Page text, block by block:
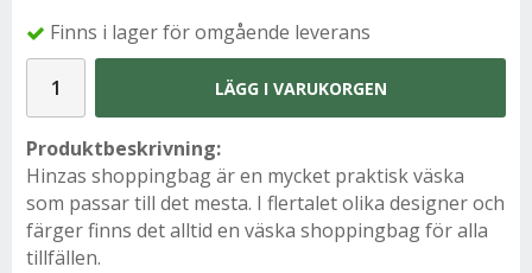
Finns i lager för omgående leverans
LÄGG I VARUKORGEN
Produktbeskrivning:
Hinzas shoppingbag är en mycket praktisk väska
som passar till det mesta. I flertalet olika designer och
färger finns det alltid en väska shoppingbag för alla
tillfällen.